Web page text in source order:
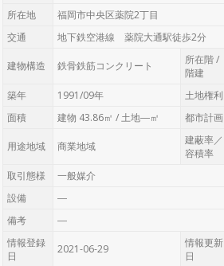
所在地
福岡市中央区薬院2丁目
交通
地下鉄空港線 薬院大通駅徒歩2分
建物構造 鉄骨鉄筋コンクリート
所在階 /
階建
築年 1991/09年 土地権利
面積
建物 43.86㎡ / 土地―㎡ 都市計画
用途地域 商業地域
建蔽率／
容積率
取引態様
一般媒介
設備
―
備考
―
情報登録
日
2021-06-29
情報更新
日